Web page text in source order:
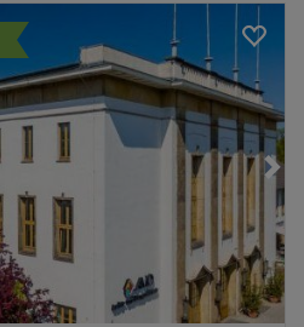
Loading...